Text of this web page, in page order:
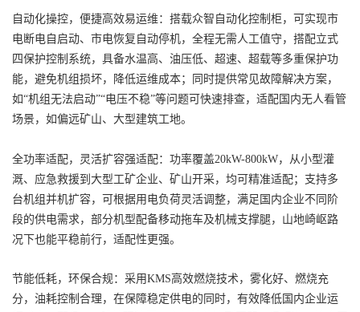
自动化操控，便捷高效易运维：搭载众智自动化控制柜，可实现市
电断电自启动、市电恢复自动停机，全程无需人工值守，搭配立式
四保护控制系统，具备水温高、油压低、超速、超载等多重保护功
能，避免机组损坏，降低运维成本；同时提供常见故障解决方案，
如“机组无法启动”“电压不稳”等问题可快速排查，适配国内无人看管
场景，如偏远矿山、大型建筑工地。
全功率适配，灵活扩容强适配：功率覆盖20kW-800kW，从小型灌
溉、应急救援到大型工矿企业、矿山开采，均可精准适配；支持多
台机组并机扩容，可根据用电负荷灵活调整，满足国内企业不同阶
段的供电需求，部分机型配备移动拖车及机械支撑腿，山地崎岖路
况下也能平稳前行，适配性更强。
节能低耗，环保合规：采用KMS高效燃烧技术，雾化好、燃烧充
分，油耗控制合理，在保障稳定供电的同时，有效降低国内企业运